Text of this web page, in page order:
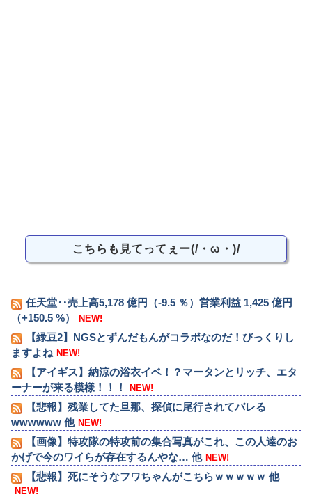
こちらも見てってぇー(/・ω・)/
任天堂‥売上高5,178 億円（-9.5 ％）営業利益 1,425 億円
（+150.5 %）
NEW!
【緑豆2】NGSとずんだもんがコラボなのだ！びっくりし
ますよね NEW!
【アイギス】納涼の浴衣イベ！？マータンとリッチ、エタ
ーナーが来る模様！！！
NEW!
【悲報】残業してた旦那、探偵に尾行されてバレる
wwwwww 他 NEW!
【画像】特攻隊の特攻前の集合写真がこれ、この人達のお
かげで今のワイらが存在するんやな… 他 NEW!
【悲報】死にそうなフワちゃんがこちらｗｗｗｗｗ 他
NEW!